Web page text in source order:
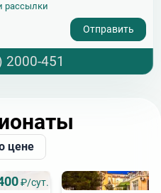
рассылки
2000-451
цене
₽/сут.